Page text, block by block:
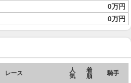
0万円
0万円
レース
人
気
着
順
騎手